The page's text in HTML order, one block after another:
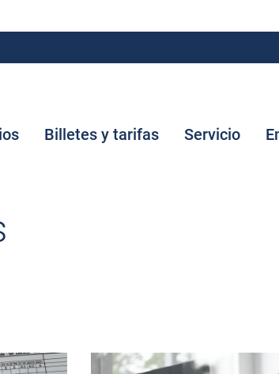
Billetes y tarifas Servicio